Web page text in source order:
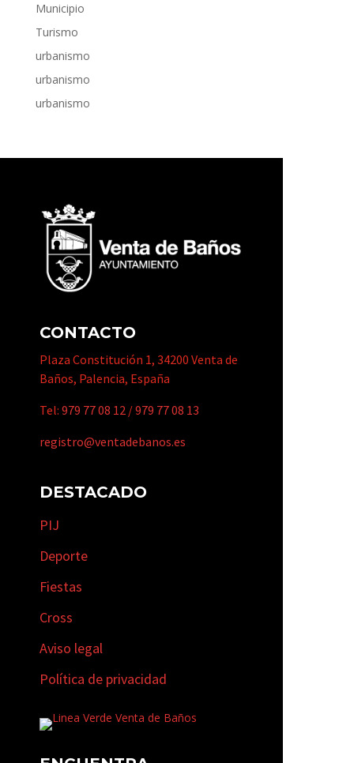
Municipio
Turismo
urbanismo
urbanismo
urbanismo
CONTACTO
Plaza Constitución 1, 34200 Venta de
Baños, Palencia, España
Tel: 979 77 08 12 /979 77 08 13
registro@ventadebanos.es
DESTACADO
PIJ
Deporte
Fiestas
Cross
Aviso legal
Política de privacidad